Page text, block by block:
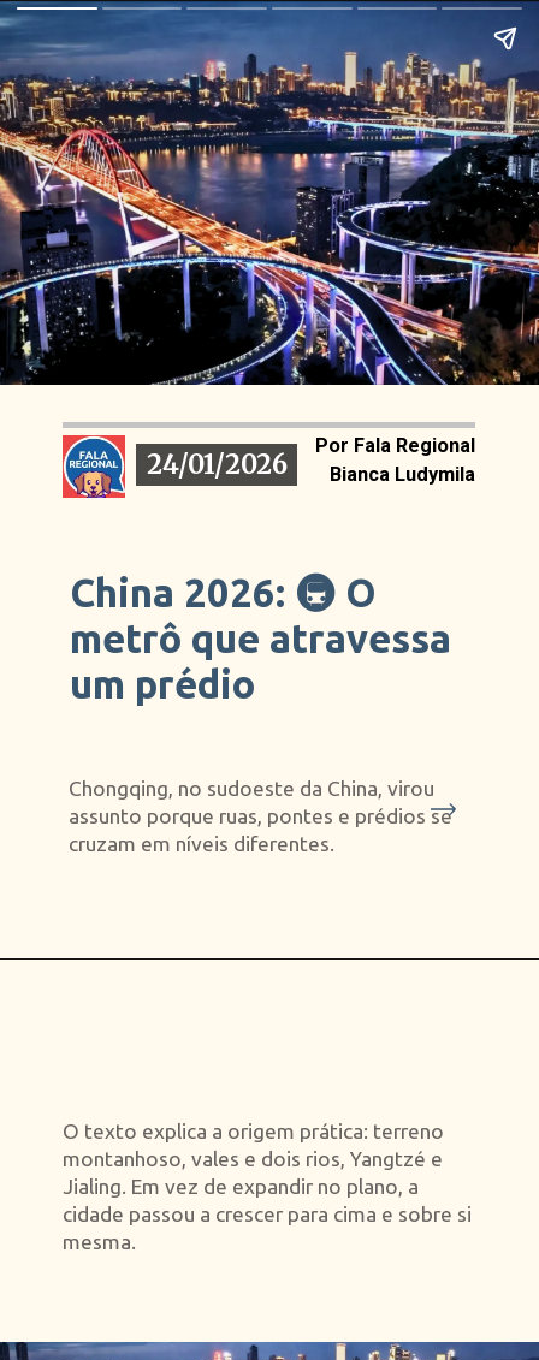
Chongqing, no sudoeste da China, virou
assunto porque ruas, pontes e prédios se
cruzam em níveis diferentes.
China 2026: 🚇 O
metrô que atravessa
um prédio
Por Fala Regional
Bianca Ludymila
24/01/2026
24/01/2026
O texto explica a origem prática: terreno
montanhoso, vales e dois rios, Yangtzé e
Jialing. Em vez de expandir no plano, a
cidade passou a crescer para cima e sobre si
mesma.